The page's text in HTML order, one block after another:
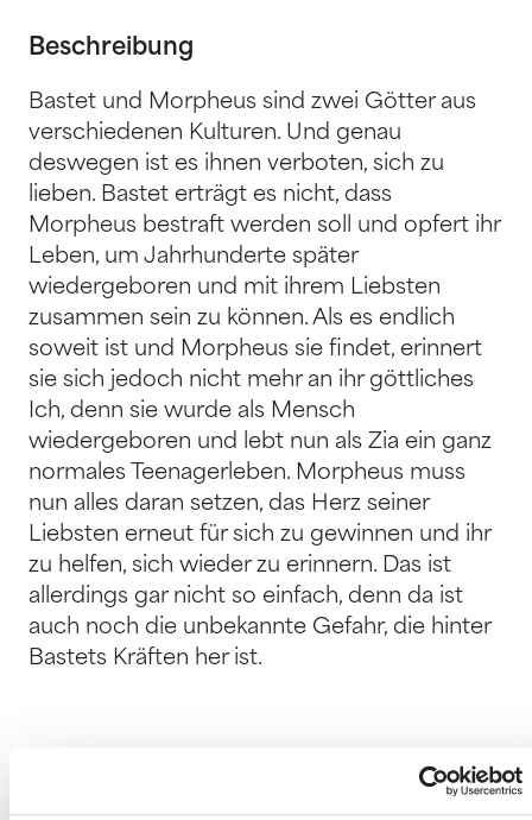
Beschreibung
Bastet und Morpheus sind zwei Götter aus
verschiedenen Kulturen. Und genau
deswegen ist es ihnen verboten, sich zu
lieben. Bastet erträgt es nicht, dass
Morpheus bestraft werden soll und opfert ihr
Leben, um Jahrhunderte später
wiedergeboren und mit ihrem Liebsten
zusammen sein zu können. Als es endlich
soweit ist und Morpheus sie findet, erinnert
sie sich jedoch nicht mehr an ihr göttliches
Ich, denn sie wurde als Mensch
wiedergeboren und lebt nun als Zia ein ganz
normales Teenagerleben. Morpheus muss
nun alles daran setzen, das Herz seiner
Liebsten erneut für sich zu gewinnen und ihr
zu helfen, sich wieder zu erinnern. Das ist
allerdings gar nicht so einfach, denn da ist
auch noch die unbekannte Gefahr, die hinter
Bastets Kräften her ist.